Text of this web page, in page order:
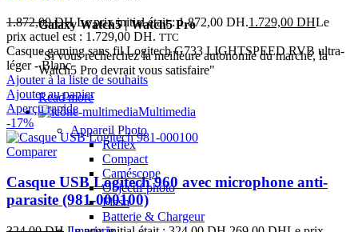
Galaxy Watch5 | Watch5 Pro
"Si vous recherchez la meilleure autonomie du marché, la
Watch5 Pro devrait vous satisfaire"
Read more
Multimedia
Appareil Photo
Reflex
Compact
Caméscope
Objectif photo
Flash
Batterie & Chargeur
1.872,00DH Le prix initial était : 1.872,00 DH.1.729,00 DHLe
prix actuel est : 1.729,00 DH. TTC
Casque gaming sans fil Logitech G733 LIGHTSPEED RVB ultra-
léger - Blanc
Ajouter à la liste de souhaits
Ajouter au panier
Aperçu rapide
-17%
Comparer
Casque USB Logitech 960 avec microphone anti-
parasite (981-000100)